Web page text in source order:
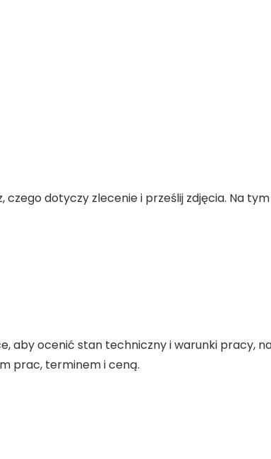
dotyczy zlecenie i prześlij zdjęcia. Na
aby ocenić stan techniczny i warunki pracy,
prac, terminem i ceną.